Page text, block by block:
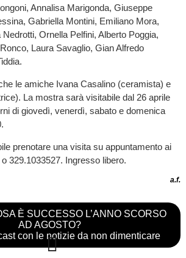
Annalisa Marigonda, Giuseppe
Gabriella Montini, Emiliano Mora,
Ornella Pelfini, Alberto Poggia,
Laura Savaglio, Gian Alfredo
le amiche Ivana Casalino (ceramista) e
La mostra sarà visitabile dal 26 aprile
di giovedì, venerdì, sabato e domenica
prenotare una visita su appuntamento ai
329.1033527. Ingresso libero.
a.f.
È SUCCESSO L’ANNO SCORSO
AD AGOSTO?
con le notizie da non dimenticare